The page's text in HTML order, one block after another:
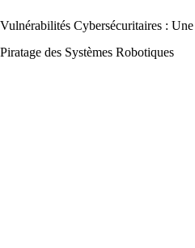
Vulnérabilités Cybersécuritaires :
Piratage des Systèmes Robotiques